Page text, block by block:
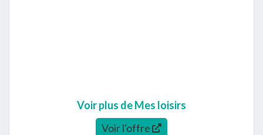
Voir plus de Mes loisirs
Voir l'offre